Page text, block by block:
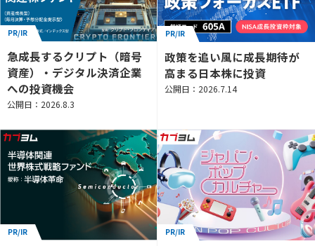
PR/IR
急成長するクリプト（暗号
資産）・デジタル決済企業
への投資機会
公開日：2026.8.3
PR/IR
政策を追い風に成長期待が
高まる日本株に投資
公開日：2026.7.14
PR/IR PR/IR